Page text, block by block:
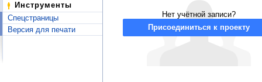
Инструменты
Спецстраницы
Версия для печати
Нет учётной записи?
Присоединиться к проекту